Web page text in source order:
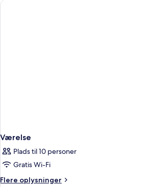
Værelse
Plads til 10 personer
Gratis Wi-Fi
Flere oplysninger
Flere